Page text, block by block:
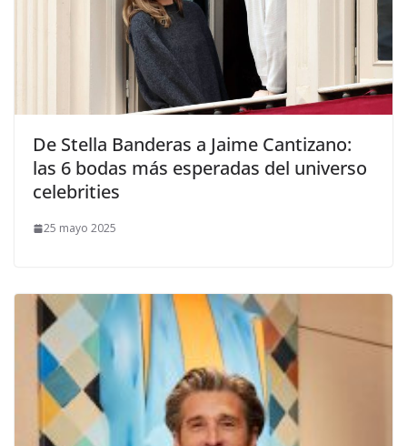
​De Stella Banderas a Jaime Cantizano:
las 6 bodas más esperadas del universo
celebrities
25 mayo 2025